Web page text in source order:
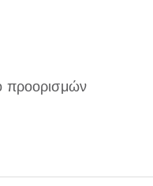
προορισμών